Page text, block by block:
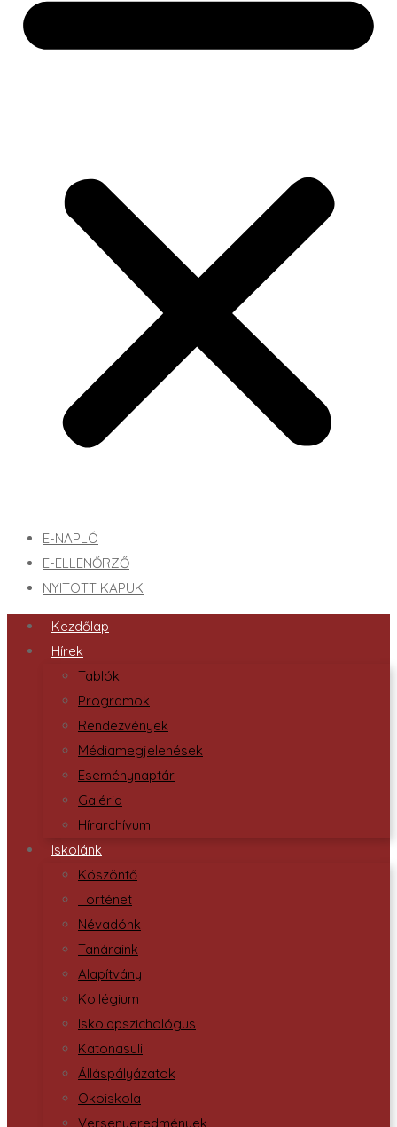
E-NAPLÓ
E-ELLENŐRZŐ
NYITOTT KAPUK
Kezdőlap
Hírek
Tablók
Programok
Rendezvények
Médiamegjelenések
Eseménynaptár
Galéria
Hírarchívum
Iskolánk
Köszöntő
Történet
Névadónk
Tanáraink
Alapítvány
Kollégium
Iskolapszichológus
Katonasuli
Álláspályázatok
Ökoiskola
Versenyeredmények